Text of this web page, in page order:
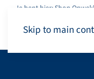
Skip to main
Je bent hier: